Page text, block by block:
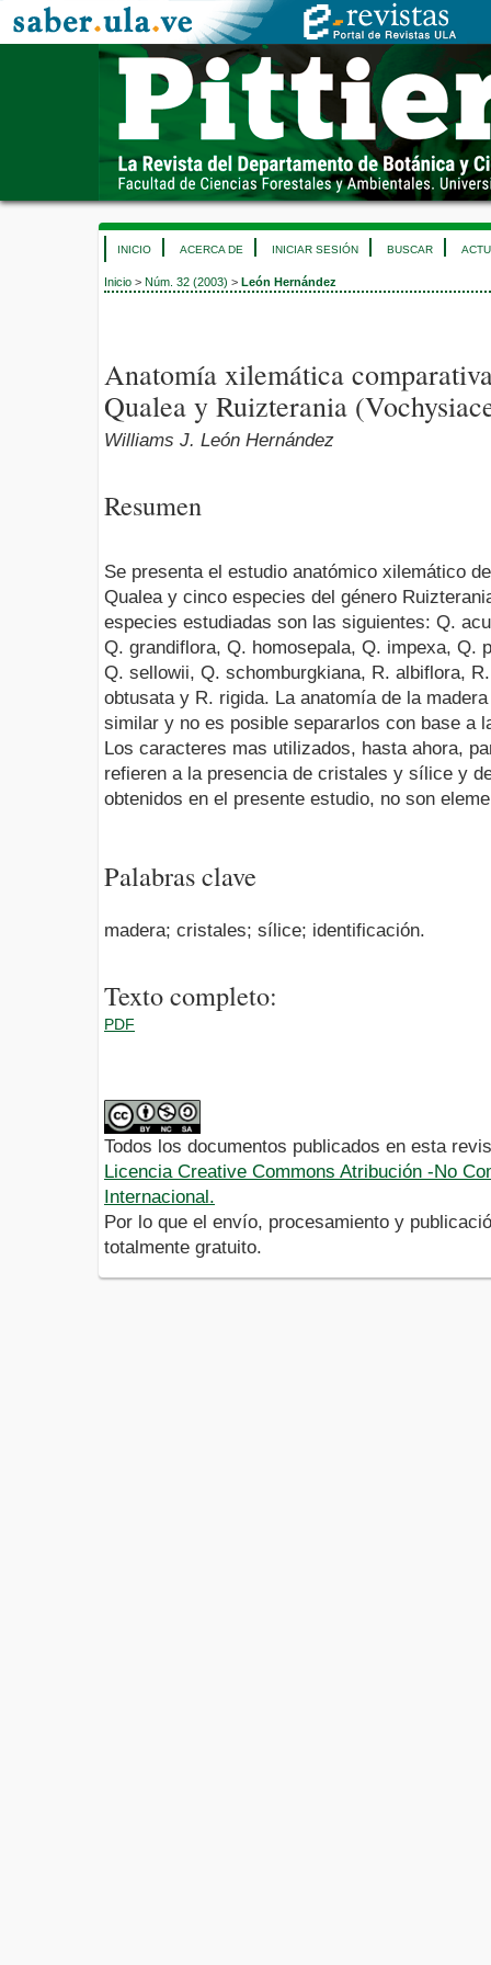
INICIO ACERCA DE INICIAR SESIÓN BUSCAR
Inicio > Núm. 32 (2003) > León Hernández
Anatomía xilemática
Qualea y Ruizterania
Williams J. León Hernández
Resumen
Se presenta el estudio anatómico xilemático
Qualea y cinco especies del género
especies estudiadas son las siguientes: Q.
Q. grandiflora, Q. homosepala, Q. impexa, Q.
Q. sellowii, Q. schomburgkiana, R. albiflora,
obtusata y R. rigida. La anatomía de la
similar y no es posible separarlos con base a
Los caracteres mas utilizados, hasta ahora,
refieren a la presencia de cristales y sílice y
obtenidos en el presente estudio, no son
Palabras clave
madera; cristales; sílice; identificación.
Texto completo:
PDF
Todos los documentos publicados en esta
Licencia Creative Commons Atribución -No
Internacional.
Por lo que el envío, procesamiento y
totalmente gratuito.